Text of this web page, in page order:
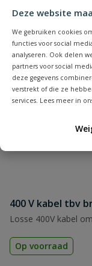
Deze website
We gebruiken cookies
functies voor social
analyseren. Ook delen
partners voor social
deze gegevens
verstrekt of die ze
services. Lees meer in
400 V kabel tbv
Losse 400V kabel
Op voorraad